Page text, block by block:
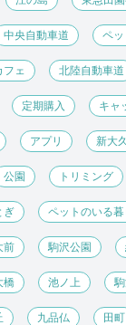
中央自動車道 ペッ
フェ 北陸自動車道
定期購入 キャ
アプリ 新大
公園 トリミング
ぎ ペットのいる暮
前 駒沢公園
橋 池ノ上
九品仏 田町